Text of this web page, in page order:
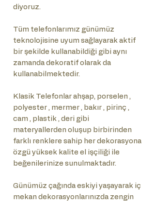
diyoruz.
Tüm telefonlarımız günümüz
teknolojisine uyum sağlayarak aktif
bir şekilde kullanabildiği gibi aynı
zamanda dekoratif olarak da
kullanabilmektedir.
Klasik Telefonlar ahşap, porselen ,
polyester , mermer , bakır , pirinç ,
cam , plastik , deri gibi
materyallerden oluşup birbirinden
farklı renklere sahip her dekorasyona
özgü yüksek kalite el işçiliği ile
beğenilerinize sunulmaktadır.
Günümüz çağında eskiyi yaşayarak iç
mekan dekorasyonlarınızda zengin